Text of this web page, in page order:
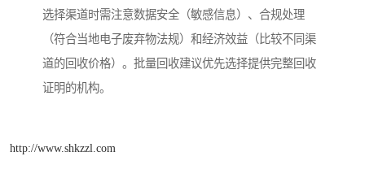
选择渠道时需注意数据安全（敏感信息）、合规处理
（符合当地电子废弃物法规）和经济效益（比较不同渠
道的回收价格）。批量回收建议优先选择提供完整回收
证明的机构。
http://www.shkzzl.com